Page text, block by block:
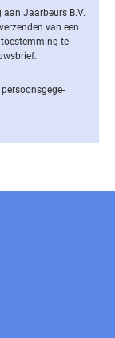
Jaarbeurs B.V.
van een
te
per­soons­ge­ge­